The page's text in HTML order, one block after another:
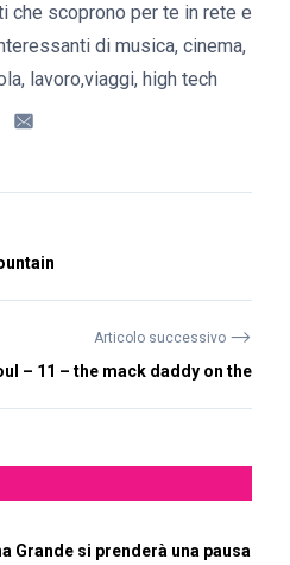
che scoprono per te in rete e
di musica, cinema,
lavoro,viaggi, high tech
Articolo successivo ⟶
– 11 – the mack daddy on the
Grande si prenderà una pausa